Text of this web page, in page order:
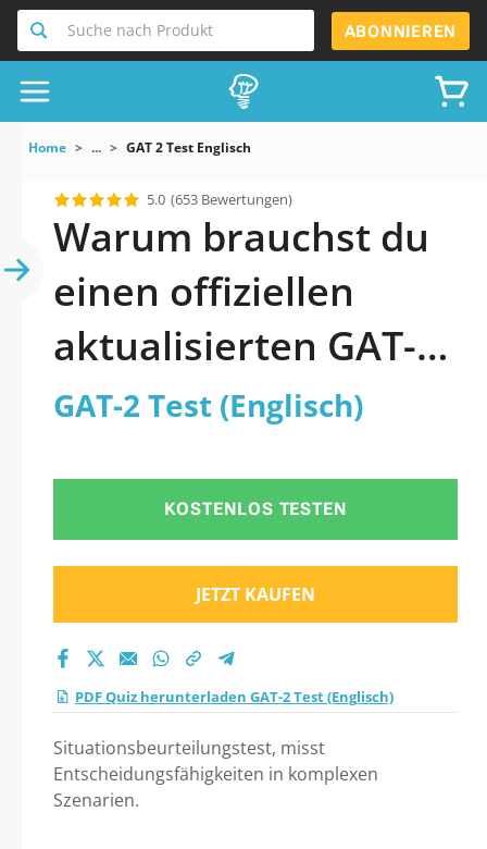
Suche nach Produkt ABONNIEREN
Home ... GAT 2 Test Englisch
5.0 (653 Bewertungen)
Warum brauchst du
einen offiziellen
aktualisierten GAT-2
Test (Englisch)
GAT-2 Test (Englisch)
KOSTENLOS TESTEN
JETZT KAUFEN
PDF Quiz herunterladen GAT-2 Test (Englisch)
Situationsbeurteilungstest, misst
Entscheidungsfähigkeiten in komplexen
Szenarien.